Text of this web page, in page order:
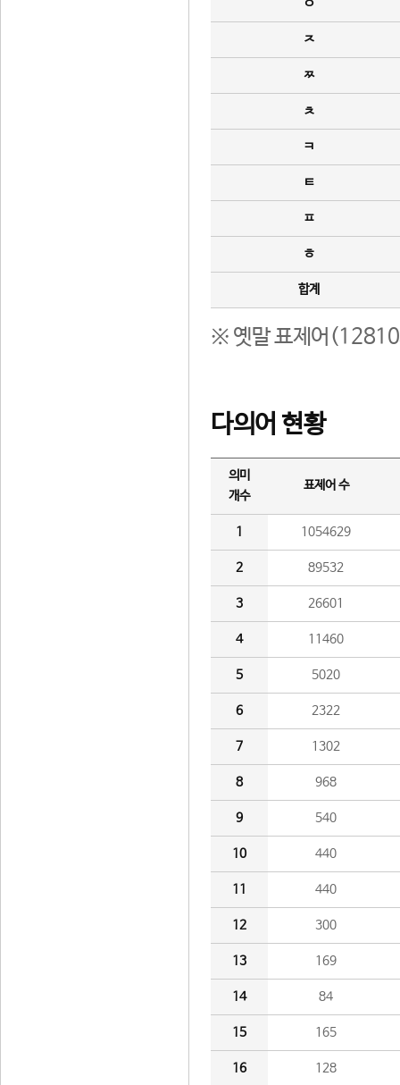
ㅇ
ㅈ
ㅉ
ㅊ
ㅋ
ㅌ
ㅍ
ㅎ
합계
※ 옛말 표제어(12810
다의어 현황
의미
개수
표제어 수
1 1054629
2 89532
3 26601
4 11460
5 5020
6 2322
7 1302
8 968
9 540
10 440
11 440
12 300
13 169
14 84
15 165
16 128